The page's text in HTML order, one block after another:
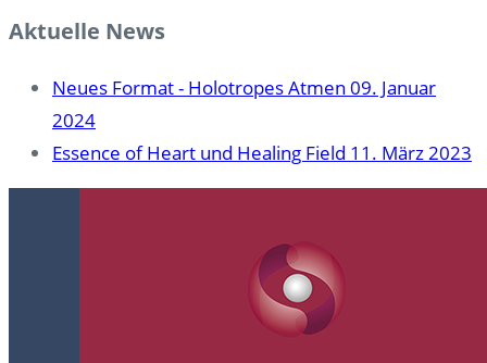
Aktuelle News
Neues Format - Holotropes Atmen 09. Januar
2024
Essence of Heart und Healing Field 11. März 2023